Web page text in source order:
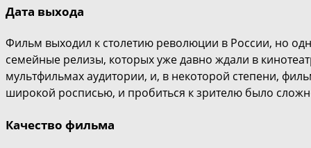
Дата выхода
Фильм выходил к столетию революции в России, но
семейные релизы, которых уже давно ждали в
мультфильмах аудитории, и, в некоторой степени,
широкой росписью, и пробиться к зрителю было
Качество фильма